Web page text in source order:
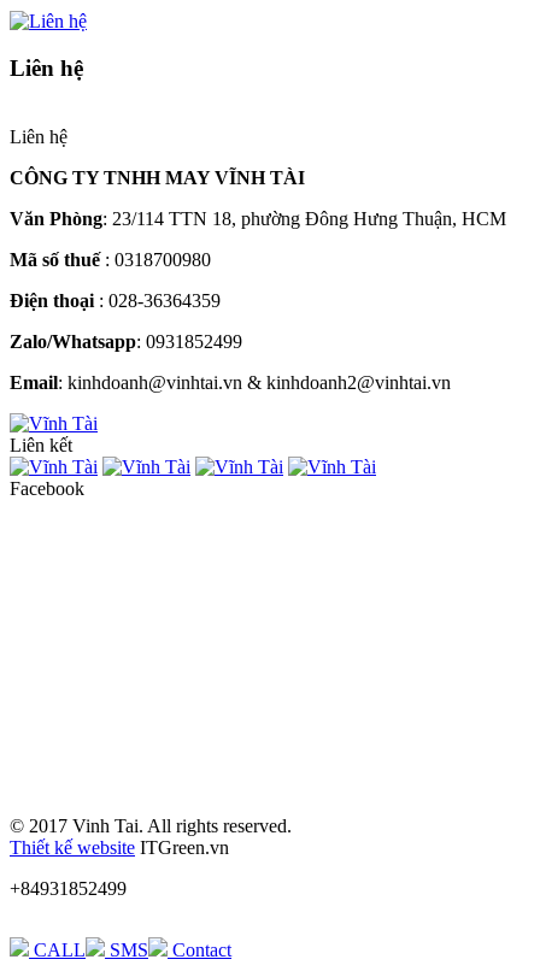
Liên hệ
Liên hệ
CÔNG TY TNHH MAY VĨNH TÀI
Văn Phòng: 23/114 TTN 18, phường Đông Hưng Thuận, HCM
Mã số thuế : 0318700980
Điện thoại : 028-36364359
Zalo/Whatsapp: 0931852499
Email: kinhdoanh@vinhtai.vn & kinhdoanh2@vinhtai.vn
Liên kết
Facebook
© 2017 Vinh Tai. All rights reserved.
Thiết kế website ITGreen.vn
+84931852499
CALL SMS Contact